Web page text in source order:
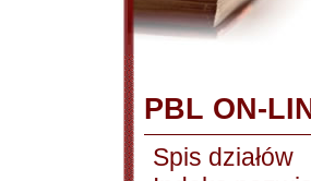
PBL ON-
Spis działów